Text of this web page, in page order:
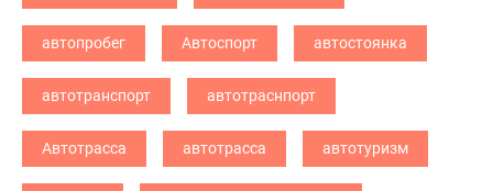
автопробег Автоспорт автостоянка
автотранспорт автотраснпорт
Автотрасса автотрасса автотуризм